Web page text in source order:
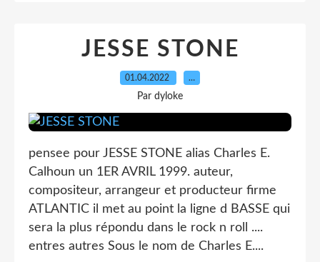
JESSE STONE
01.04.2022 …
Par dyloke
pensee pour JESSE STONE alias Charles E.
Calhoun un 1ER AVRIL 1999. auteur,
compositeur, arrangeur et producteur firme
ATLANTIC il met au point la ligne d BASSE qui
sera la plus répondu dans le rock n roll ....
entres autres Sous le nom de Charles E....